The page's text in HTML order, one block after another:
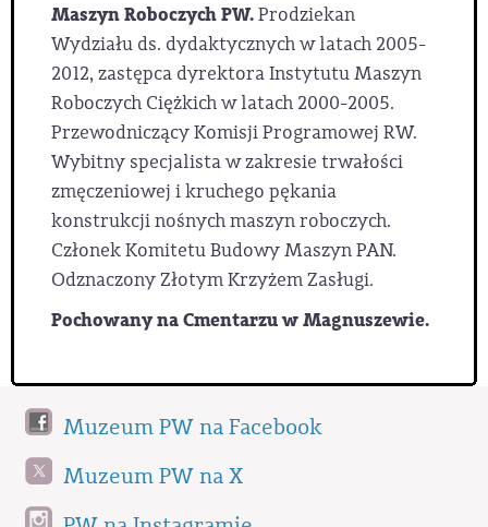
Maszyn Roboczych PW.Prodziekan
Wydziału ds. dydaktycznych w latach 2005-
2012, zastępca dyrektora Instytutu Maszyn
Roboczych Ciężkich w latach 2000-2005.
Przewodniczący Komisji Programowej RW.
Wybitny specjalista w zakresie trwałości
zmęczeniowej i kruchego pękania
konstrukcji nośnych maszyn roboczych.
Członek Komitetu Budowy Maszyn PAN.
Odznaczony Złotym Krzyżem Zasługi.
Pochowany na Cmentarzu w Magnuszewie.
Muzeum PW na Facebook
Muzeum PW na X